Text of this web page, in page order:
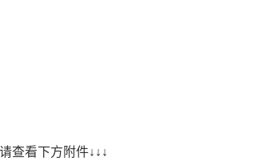
查看下方附件↓↓↓